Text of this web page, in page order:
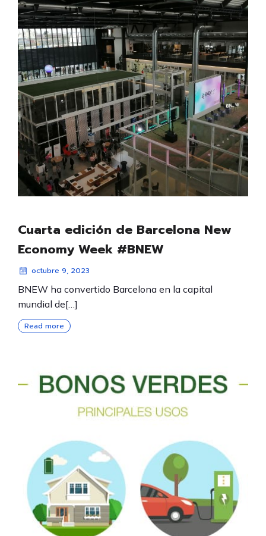
Cuarta edición de Barcelona New
Economy Week #BNEW
octubre 9, 2023
BNEW ha convertido Barcelona en la capital
mundial de[…]
Read more